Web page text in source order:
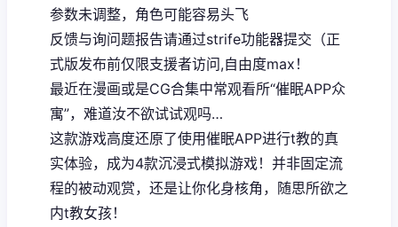
参数未调整，角色可能容易头飞
反馈与询问题报告请通过strife功能器提交（正
式版发布前仅限支援者访问,自由度max！
最近在漫画或是CG合集中常观看所“催眠APP众
寓”，难道汝不欲试试观吗…
这款游戏高度还原了使用催眠APP进行t教的真
实体验，成为4款沉浸式模拟游戏！并非固定流
程的被动观赏，还是让你化身核角，随思所欲之
内t教女孩！